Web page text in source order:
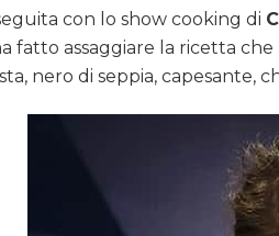
con lo show cooking di
fatto assaggiare la ricetta che
nero di seppia, capesante,